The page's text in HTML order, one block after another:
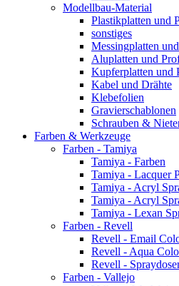
Modellbau-Material
Plastikplatten und
sonstiges
Messingplatten
Aluplatten und
Kupferplatten und
Kabel und Drähte
Klebefolien
Gravierschablonen
Schrauben &
Farben & Werkzeuge
Farben - Tamiya
Tamiya - Farben
Tamiya - Lacquer
Tamiya - Acryl
Tamiya - Acryl
Tamiya - Lexan
Farben - Revell
Revell - Email
Revell - Aqua
Revell -
Farben - Vallejo